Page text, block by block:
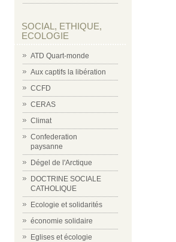
SOCIAL, ETHIQUE,
ECOLOGIE
ATD Quart-monde
Aux captifs la libération
CCFD
CERAS
Climat
Confederation
paysanne
Dégel de l'Arctique
DOCTRINE SOCIALE
CATHOLIQUE
Ecologie et solidarités
économie solidaire
Eglises et écologie